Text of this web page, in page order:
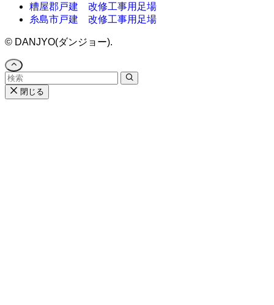
糟屋郡戸建 改修工事用足場
糸島市戸建 改修工事用足場
© DANJYO(ダンジョー).
閉じる